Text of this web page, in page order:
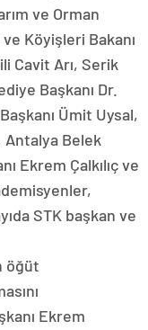
ve Orman
Köyişleri Bakanı
Cavit Arı, Serik
Başkanı Dr.
Ümit Uysal,
Antalya Belek
Ekrem Çalkılıç ve
STK başkan ve
öğüt
Ekrem